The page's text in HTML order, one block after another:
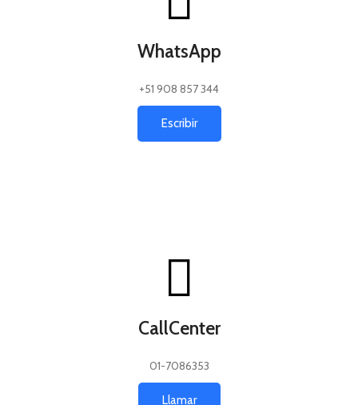
WhatsApp
+51 908 857 344
Escribir
CallCenter
01-7086353
Llamar